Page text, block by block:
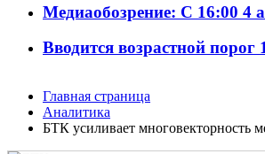
Медиаобозрение: С 16:00 4
Вводится возрастной порог
Главная страница
Аналитика
БТК усиливает многовекторность